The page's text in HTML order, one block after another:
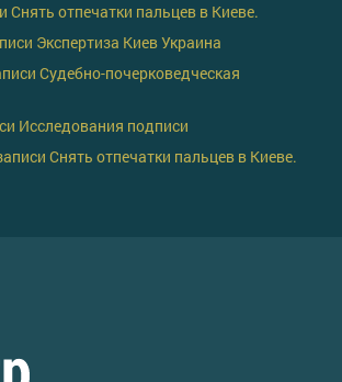
Снять отпечатки пальцев в Киеве.
Экспертиза Киев Украина
Судебно-почерковедческая
Исследования подписи
Снять отпечатки пальцев в Киеве.